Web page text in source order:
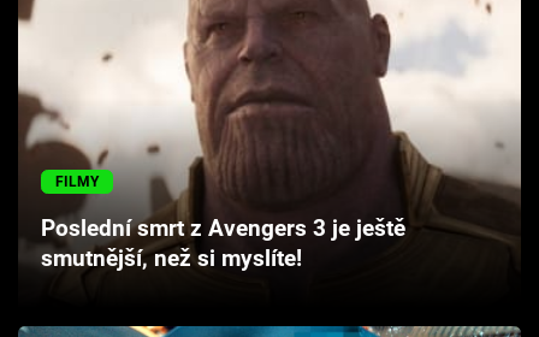
Sledujte nás
FILMY
Poslední smrt z Avengers 3 je ještě
smutnější, než si myslíte!